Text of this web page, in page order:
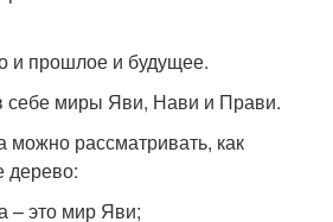
и прошлое и будущее.
себе миры Яви, Нави и Прави.
рассматривать, как
дерево:
– это мир Яви;